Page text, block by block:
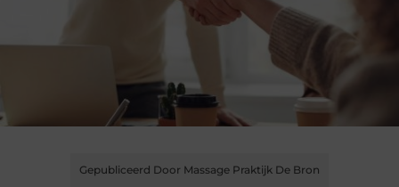
Gepubliceerd Door Massage Praktijk De Bron